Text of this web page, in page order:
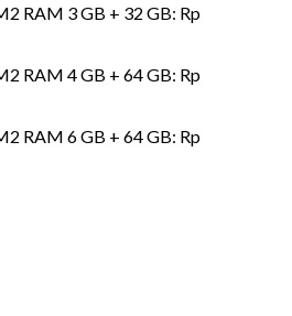
RAM 3 GB + 32 GB: Rp
RAM 4 GB + 64 GB: Rp
RAM 6 GB + 64 GB: Rp